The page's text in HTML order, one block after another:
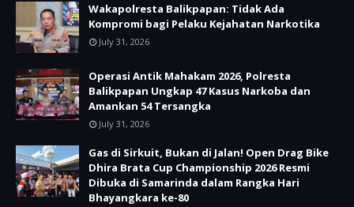
Wakapolresta Balikpapan: Tidak Ada
Kompromi bagi Pelaku Kejahatan Narkotika
July 31, 2026
Operasi Antik Mahakam 2026, Polresta
Balikpapan Ungkap 47 Kasus Narkoba dan
Amankan 54 Tersangka
July 31, 2026
Gas di Sirkuit, Bukan di Jalan! Open Drag Bike
Dhira Brata Cup Championship 2026 Resmi
Dibuka di Samarinda dalam Rangka Hari
Bhayangkara ke-80